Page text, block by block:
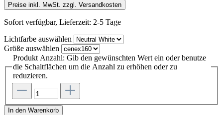
Preise inkl. MwSt. zzgl. Versandkosten
Sofort verfügbar, Lieferzeit: 2-5 Tage
Lichtfarbe auswählen
Größe auswählen
Produkt Anzahl: Gib den gewünschten Wert ein oder benutze
die Schaltflächen um die Anzahl zu erhöhen oder zu
reduzieren.
In den Warenkorb